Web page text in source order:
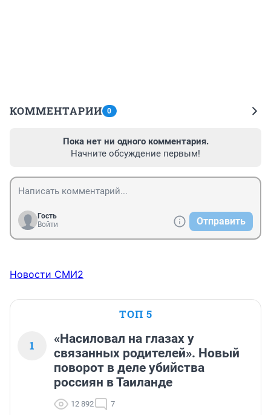
КОММЕНТАРИИ 0
Пока нет ни одного комментария.
Начните обсуждение первым!
Гость
Войти
Отправить
Новости СМИ2
ТОП 5
1
«Насиловал на глазах у
связанных родителей». Новый
поворот в деле убийства
россиян в Таиланде
12 892 7